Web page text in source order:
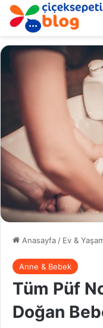
Anasayfa/ Ev &
Anne & Bebek
Tüm Püf
Doğan